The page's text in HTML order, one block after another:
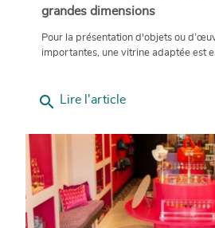
grandes dimensions
Pour la présentation d'objets ou
importantes, une vitrine adaptée est
search Lire l'article